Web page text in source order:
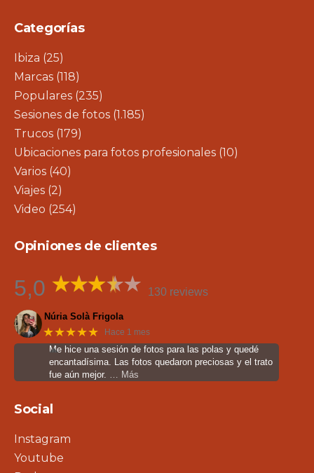
Categorías
Ibiza (25)
Marcas (118)
Populares (235)
Sesiones de fotos (1.185)
Trucos (179)
Ubicaciones para fotos profesionales (10)
Varios (40)
Viajes (2)
Video (254)
Opiniones de clientes
5,0 130 reviews
Núria Solà Frigola
★★★★★ Hace 1 mes
Me hice una sesión de fotos para las polas y quedé
encantadísima. Las fotos quedaron preciosas y el trato
fue aún mejor. … Más
Social
Instagram
Youtube